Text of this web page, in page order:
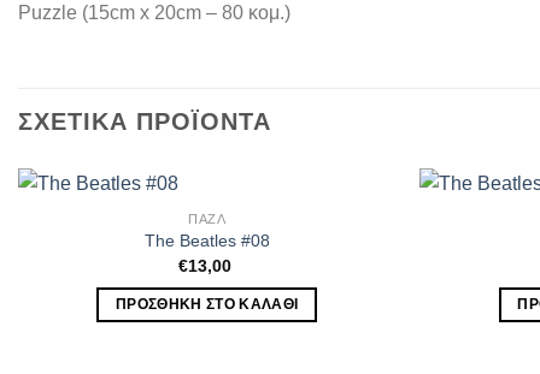
Puzzle (15cm x 20cm – 80 κομ.)
ΣΧΕΤΙΚΆ ΠΡΟΪΌΝΤΑ
ΠΑΖΛ
The Beatles #08
€13,00
ΠΡΟΣΘΉΚΗ ΣΤΟ ΚΑΛΆΘΙ